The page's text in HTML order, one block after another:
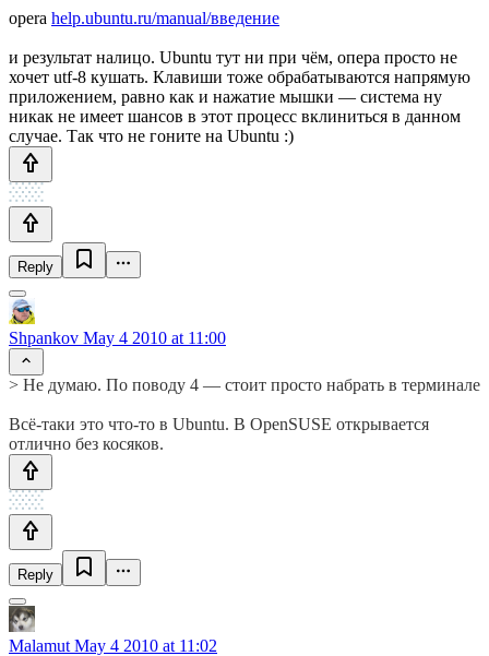
opera help.ubuntu.ru/manual/введение
и результат налицо. Ubuntu тут ни при чём, опера просто не
хочет utf-8 кушать. Клавиши тоже обрабатываются напрямую
приложением, равно как и нажатие мышки — система ну
никак не имеет шансов в этот процесс вклиниться в данном
случае. Так что не гоните на Ubuntu :)
Reply
Shpankov May 4 2010 at 11:00
> Не думаю. По поводу 4 — стоит просто набрать в терминале
Всё-таки это что-то в Ubuntu. В OpenSUSE открывается
отлично без косяков.
Reply
Malamut May 4 2010 at 11:02